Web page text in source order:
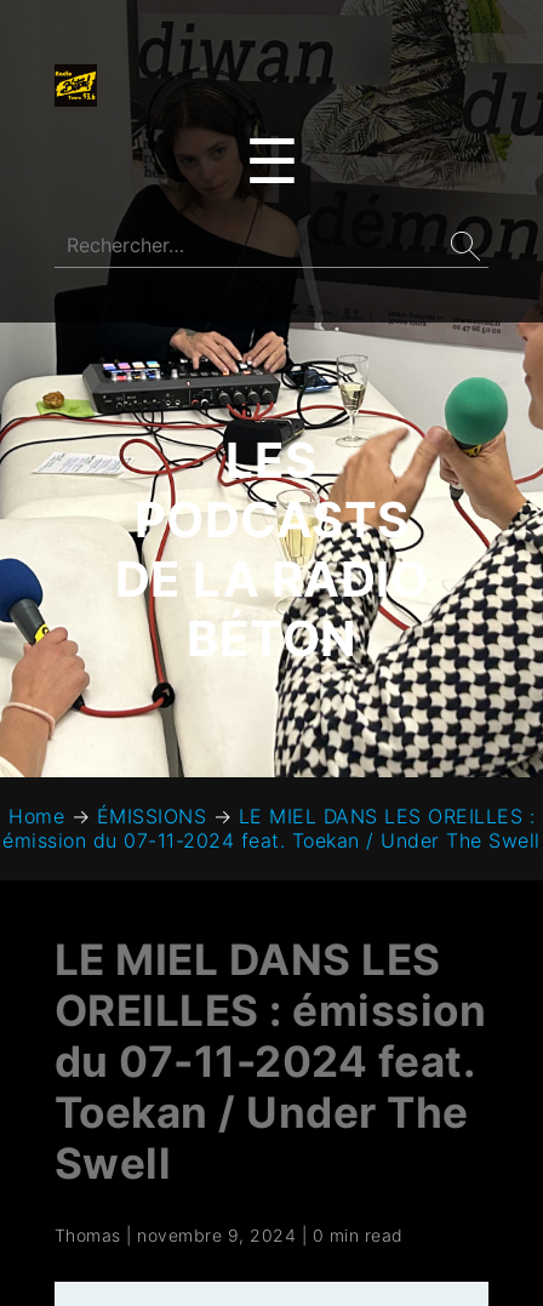
☰
LES
PODCASTS
DE LA RADIO
BÉTON
Home → ÉMISSIONS → LE MIEL DANS LES OREILLES :
émission du 07-11-2024 feat. Toekan / Under The Swell
LE MIEL DANS LES
OREILLES : émission
du 07-11-2024 feat.
Toekan / Under The
Swell
Thomas novembre 9, 2024 0 min read